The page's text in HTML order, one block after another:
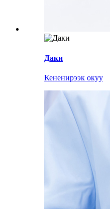
Даки
Кененирээк окуу